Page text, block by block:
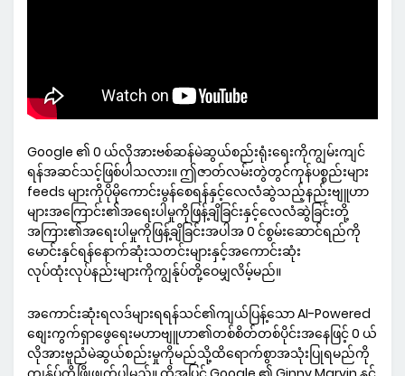
Google ၏ 0 ယ်လိုအားဗစ်ဆန်မဲဆွယ်စည်းရုံးရေးကိုကျွမ်းကျင်
ရန်အဆင်သင့်ဖြစ်ပါသလား။ ဤဇာတ်လမ်းတွဲတွင်ကုန်ပစ္စည်းများ
feeds များကိုပိုမိုကောင်းမွန်စေရန်နှင့်လေလံဆွဲသည့်နည်းဗျူဟာ
များအကြောင်း၏အရေးပါမှုကိုဖြန့်ချိခြင်းနှင့်လေလံဆွဲခြင်းတို့
အကြား၏အရေးပါမှုကိုဖြန့်ချိခြင်းအပါအ 0 င်စွမ်းဆောင်ရည်ကို
မောင်းနှင်ရန်နောက်ဆုံးသတင်းများနှင့်အကောင်းဆုံး
လုပ်ထုံးလုပ်နည်းများကိုကျွန်ုပ်တို့ဝေမျှလိမ့်မည်။
အကောင်းဆုံးရလဒ်များရရန်သင်၏ကျယ်ပြန့်သော AI-Powered
စျေးကွက်ရှာဖွေရေးမဟာဗျူဟာ၏တစ်စိတ်တစ်ပိုင်းအနေဖြင့် 0 ယ်
လိုအားဗူညံမဲဆွယ်စည်းမှုကိုမည်သို့ထိရောက်စွာအသုံးပြုရမည်ကို